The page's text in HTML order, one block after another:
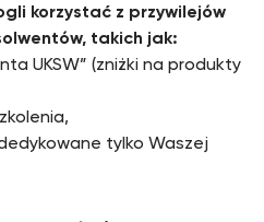
korzystać z przywilejów
takich jak:
UKSW” (zniżki na produkty
tylko Waszej